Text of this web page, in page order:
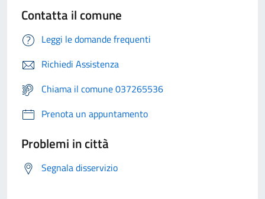
Contatta il comune
Leggi le domande frequenti
Richiedi Assistenza
Chiama il comune 037265536
Prenota un appuntamento
Problemi in città
Segnala disservizio